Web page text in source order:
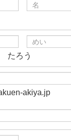
たろう
akiya.jp